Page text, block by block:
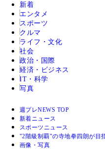
新着
エンタメ
スポーツ
クルマ
ライフ・文化
社会
政治・国際
経済・ビジネス
IT・科学
写真
週プレNEWS TOP
新着ニュース
スポーツニュース
"2階級制覇"の寺地拳四朗が目
画像・写真